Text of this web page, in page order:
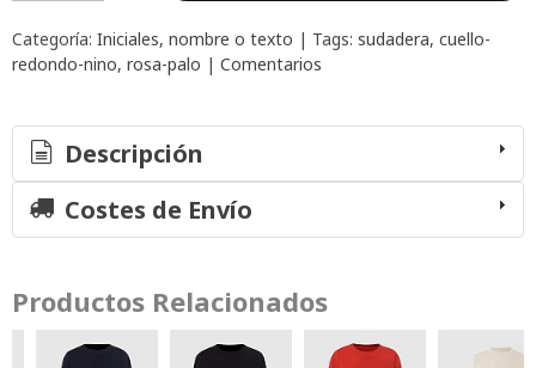
Categoría: Iniciales, nombre o texto | Tags: sudadera cuello-
redondo-nino rosa-palo | Comentarios
Descripción
Costes de Envío
Productos Relacionados